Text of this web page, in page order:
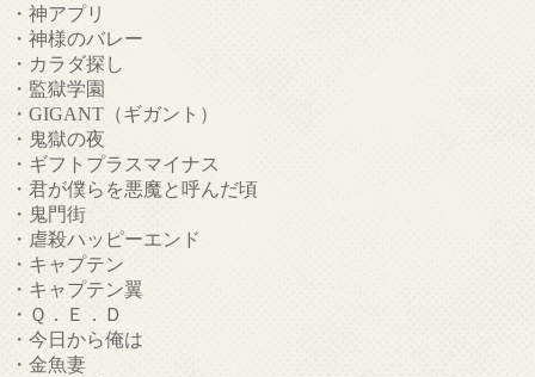
・神アプリ
・神様のバレー
・カラダ探し
・監獄学園
・GIGANT（ギガント）
・鬼獄の夜
・ギフトプラスマイナス
・君が僕らを悪魔と呼んだ頃
・鬼門街
・虐殺ハッピーエンド
・キャプテン
・キャプテン翼
・Ｑ．Ｅ．Ｄ
・今日から俺は
・金魚妻